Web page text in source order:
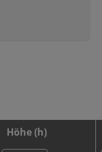
Höhe (h)